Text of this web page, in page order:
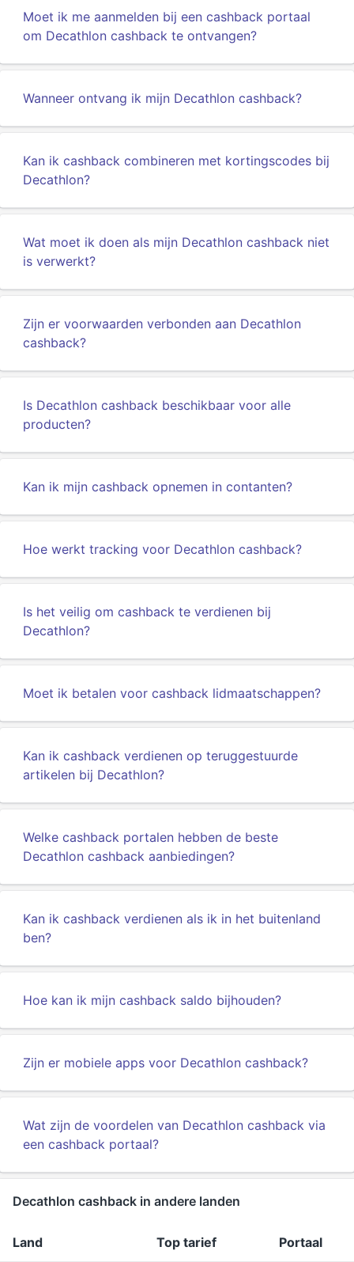
Moet ik me aanmelden bij een cashback portaal
om Decathlon cashback te ontvangen?
Wanneer ontvang ik mijn Decathlon cashback?
Kan ik cashback combineren met kortingscodes bij
Decathlon?
Wat moet ik doen als mijn Decathlon cashback niet
is verwerkt?
Zijn er voorwaarden verbonden aan Decathlon
cashback?
Is Decathlon cashback beschikbaar voor alle
producten?
Kan ik mijn cashback opnemen in contanten?
Hoe werkt tracking voor Decathlon cashback?
Is het veilig om cashback te verdienen bij
Decathlon?
Moet ik betalen voor cashback lidmaatschappen?
Kan ik cashback verdienen op teruggestuurde
artikelen bij Decathlon?
Welke cashback portalen hebben de beste
Decathlon cashback aanbiedingen?
Kan ik cashback verdienen als ik in het buitenland
ben?
Hoe kan ik mijn cashback saldo bijhouden?
Zijn er mobiele apps voor Decathlon cashback?
Wat zijn de voordelen van Decathlon cashback via
een cashback portaal?
Decathlon cashback in andere landen
Land Top tarief Portaal